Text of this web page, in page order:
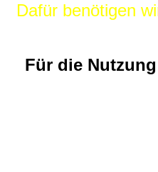
Dafür benötigen
Für die